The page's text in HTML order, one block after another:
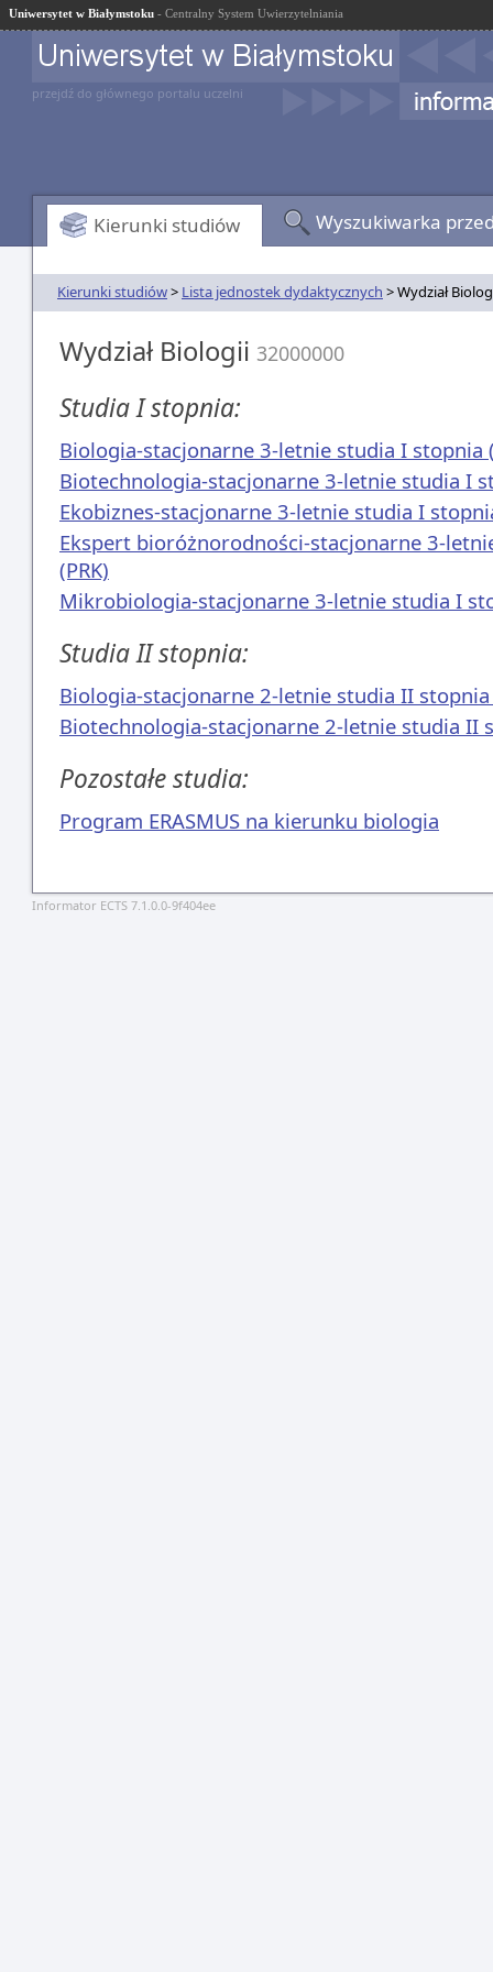
Uniwersytet w Białymstoku - Centralny System Uwierzytelniania
przejdź do głównego portalu uczelni
Kierunki studiów Wyszukiwarka
Kierunki studiów> Lista jednostek dydaktycznych > Wydział
Wydział Biologii 32000000
Studia I stopnia:
Biologia-stacjonarne 3-letnie studia I stopnia
Biotechnologia-stacjonarne 3-letnie studia I
Ekobiznes-stacjonarne 3-letnie studia I
Ekspert bioróżnorodności-stacjonarne 3-
(PRK)
Mikrobiologia-stacjonarne 3-letnie studia I
Studia II stopnia:
Biologia-stacjonarne 2-letnie studia II stopnia
Biotechnologia-stacjonarne 2-letnie studia II
Pozostałe studia:
Program ERASMUS na kierunku biologia
Informator ECTS 7.1.0.0-9f404ee